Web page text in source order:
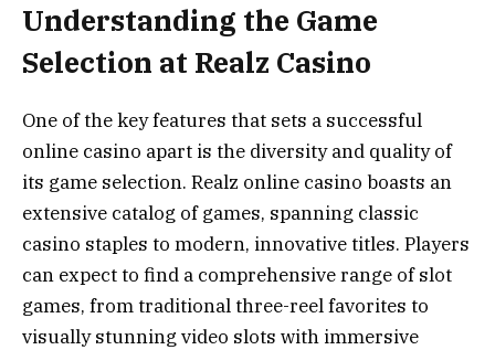
Understanding the Game
Selection at Realz Casino
One of the key features that sets a successful
online casino apart is the diversity and quality of
its game selection. Realz online casino boasts an
extensive catalog of games, spanning classic
casino staples to modern, innovative titles. Players
can expect to find a comprehensive range of slot
games, from traditional three-reel favorites to
visually stunning video slots with immersive